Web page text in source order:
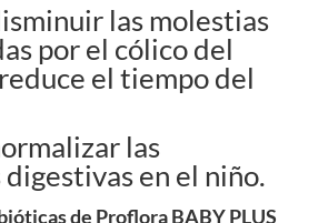
las molestias
por el cólico del
el tiempo del
las
en el niño.
de Proflora BABY PLUS